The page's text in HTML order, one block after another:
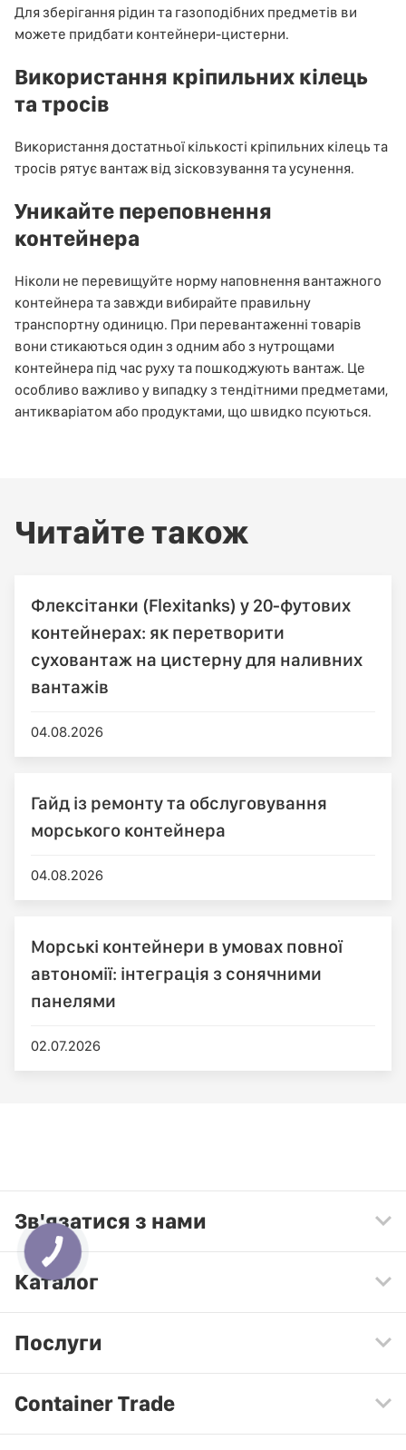
Для зберігання рідин та газоподібних предметів ви
можете придбати контейнери-цистерни.
Використання кріпильних кілець
та тросів
Використання достатньої кількості кріпильних кілець та
тросів рятує вантаж від зісковзування та усунення.
Уникайте переповнення
контейнера
Ніколи не перевищуйте норму наповнення вантажного
контейнера та завжди вибирайте правильну
транспортну одиницю. При перевантаженні товарів
вони стикаються один з одним або з нутрощами
контейнера під час руху та пошкоджують вантаж. Це
особливо важливо у випадку з тендітними предметами,
антикваріатом або продуктами, що швидко псуються.
Читайте також
Флексітанки (Flexitanks) у 20-футових
контейнерах: як перетворити
суховантаж на цистерну для наливних
вантажів
04.08.2026
Гайд із ремонту та обслуговування
морського контейнера
04.08.2026
Морські контейнери в умовах повної
автономії: інтеграція з сонячними
панелями
02.07.2026
Зв'язатися з нами
Каталог
Послуги
Container Trade